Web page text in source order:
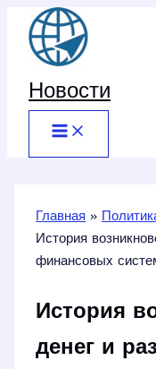
Перейти
содержимому
Новости
Главная
История
финансовых
История
денег и